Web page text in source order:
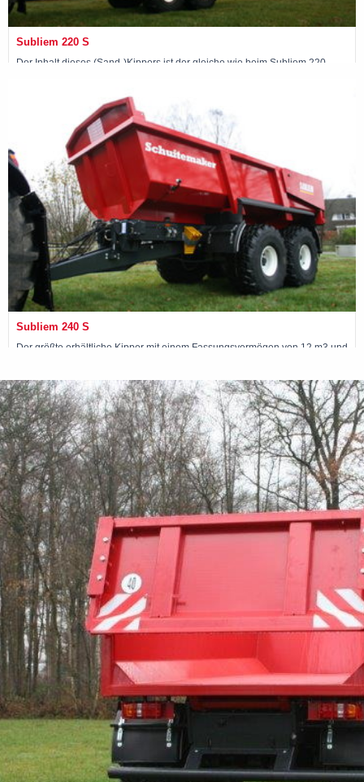
Subliem 220 S
Der Inhalt dieses (Sand-)Kippers ist der gleiche wie beim Subliem 220,
Maschine ansehen »
Subliem 240 S
Der größte erhältliche Kipper mit einem Fassungsvermögen von 12 m3 und
Maschine ansehen »